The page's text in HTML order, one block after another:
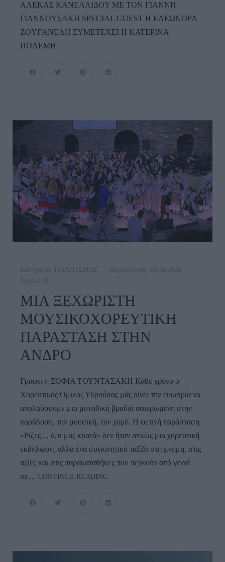
AΛEKAΣ KANEΛΛIΔOY ME TON ΓIANNH
ΓIANNOYΣAKH SPECIAL GUEST Η EΛEΩNOPA
ZOYΓANEΛH ΣΥΜΕΤΕΧΕΙ Η KATEPINA
ΠOΛEMH
Κατηγορία: ΠΟΛΙΤΙΣΜΟΣ
Δημοσίευση: 05/06/2026
Σχόλια: 0
ΜΙΑ ΞΕΧΩΡΙΣΤΗ
ΜΟΥΣΙΚΟΧΟΡΕΥΤΙΚΗ
ΠΑΡΑΣΤΑΣΗ ΣΤΗΝ
ΑΝΔΡΟ
Γράφει η ΣΟΦΙΑ ΤΟΥΝΤΑΣΑΚΗ Κάθε χρόνο ο
Χορευτικός Όμιλος Υδρούσας μάς δίνει την ευκαιρία να
απολαύσουμε μια μοναδική βραδιά αφιερωμένη στην
παράδοση, την μουσική, τον χορό. Η φετινή παράσταση
«Ρίζες… ό,τι μας κρατά» δεν ήταν απλώς μια χορευτική
εκδήλωση, αλλά ένα συγκινητικό ταξίδι στη μνήμη, στις
αξίες και στις παρακαταθήκες που περνούν από γενιά
σε… CONTINUE READING